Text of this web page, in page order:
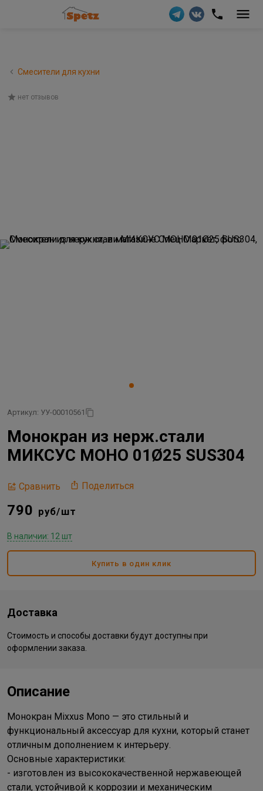
Смесители для кухни
нет отзывов
Артикул: УУ-00010561
Монокран из нерж.стали
МИКСУС МОНО 01Ø25 SUS304
Сравнить Поделиться
790 руб/шт
В наличии: 12 шт
Купить в один клик
Доставка
Стоимость и способы доставки будут доступны при
оформлении заказа.
Описание
Монокран Mixxus Mono — это стильный и
функциональный аксессуар для кухни, который станет
отличным дополнением к интерьеру.
Основные характеристики:
- изготовлен из высококачественной нержавеющей
стали, устойчивой к коррозии и механическим